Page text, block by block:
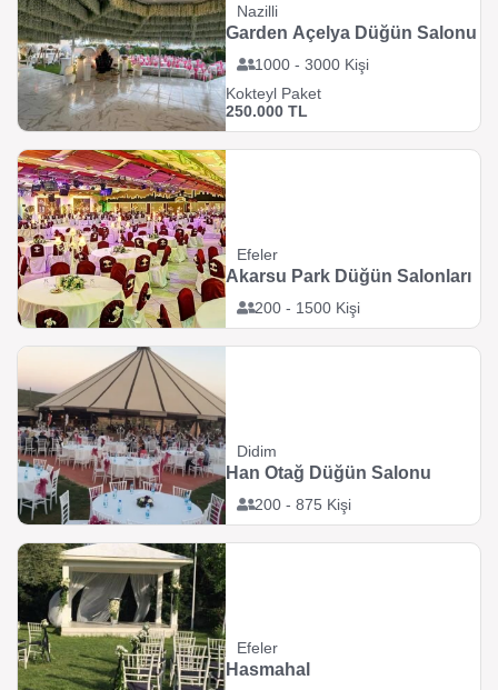
Nazilli
1000 - 3000 Kişi
Garden Açelya Düğün Salonu
Kokteyl Paket
250.000 TL
Efeler
200 - 1500 Kişi
Akarsu Park Düğün Salonları
Didim
200 - 875 Kişi
Han Otağ Düğün Salonu
Efeler
Hasmahal